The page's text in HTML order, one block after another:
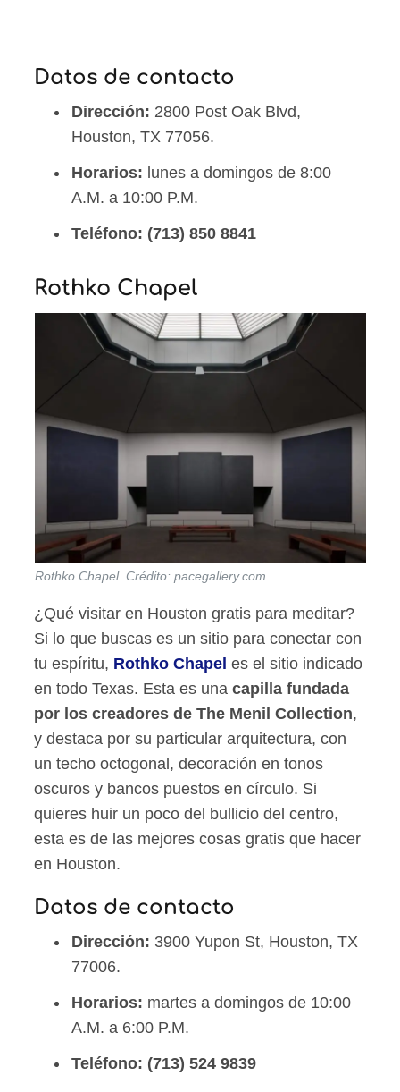
Datos de contacto
Dirección: 2800 Post Oak Blvd,
Houston, TX 77056.
Horarios: lunes a domingos de 8:00
A.M. a 10:00 P.M.
Teléfono: (713) 850 8841
Rothko Chapel
Rothko Chapel. Crédito: pacegallery.com
¿Qué visitar en Houston gratis para meditar?
Si lo que buscas es un sitio para conectar con
tu espíritu, Rothko Chapel es el sitio indicado
en todo Texas. Esta es una capilla fundada
por los creadores de The Menil Collection,
y destaca por su particular arquitectura, con
un techo octogonal, decoración en tonos
oscuros y bancos puestos en círculo. Si
quieres huir un poco del bullicio del centro,
esta es de las mejores cosas gratis que hacer
en Houston.
Datos de contacto
Dirección: 3900 Yupon St, Houston, TX
77006.
Horarios: martes a domingos de 10:00
A.M. a 6:00 P.M.
Teléfono: (713) 524 9839